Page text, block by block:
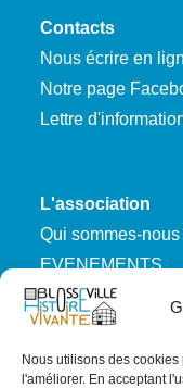
Nous utilisons des
l'améliorer. En acceptant
Contacts
Nous écrire en
Notre page
Lettre
L'association
Qui sommes-nous
EVENEMENTS
Nous rejoindre
RGPD